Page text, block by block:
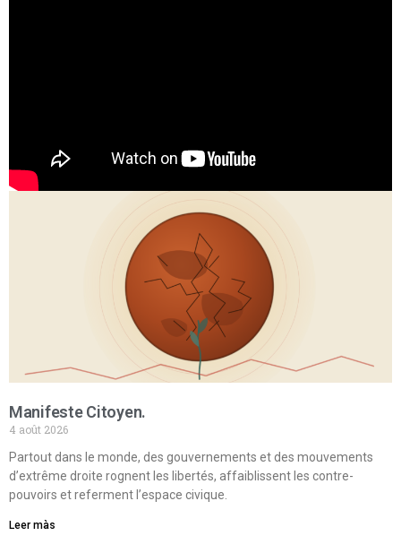
Manifeste Citoyen.
4 août 2026
Partout dans le monde, des gouvernements et des mouvements
d’extrême droite rognent les libertés, affaiblissent les contre-
pouvoirs et referment l’espace civique.
Leer màs